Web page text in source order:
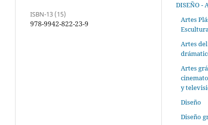
ISBN-13 (15)
978-9942-822-23-9
DISEÑO -
Artes
Artes
Artes
y
Diseño
Diseño